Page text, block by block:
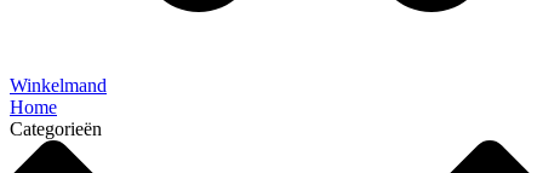
Winkelmand
Home
Categorieën